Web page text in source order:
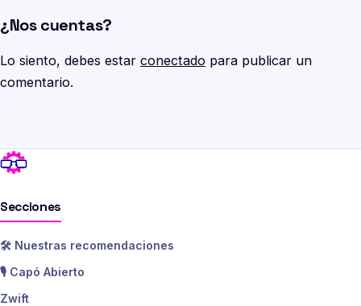
¿Nos cuentas?
Lo siento, debes estar conectado para publicar un
comentario.
Secciones
🛠️ Nuestras recomendaciones
🎙️ Capó Abierto
Zwift